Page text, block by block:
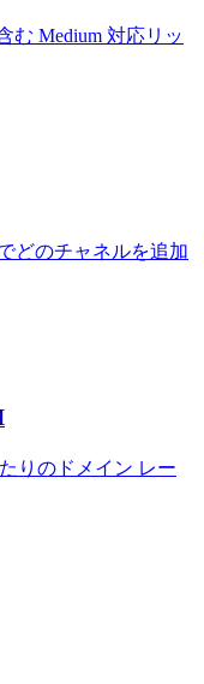
む Medium 対応リッ
どのチャネルを追加
りのドメイン レー